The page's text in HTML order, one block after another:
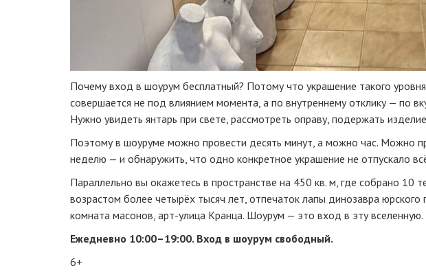
Почему вход в шоурум бесплатный? Потому что украшение такого
совершается не под влиянием момента, а по внутреннему отклику — по
Нужно увидеть янтарь при свете, рассмотреть оправу, подержать
Поэтому в шоуруме можно провести десять минут, а можно час. Можно
неделю — и обнаружить, что одно конкретное украшение не отпускало
Параллельно вы окажетесь в пространстве на 450 кв. м, где собрано 10
возрастом более четырёх тысяч лет, отпечаток лапы динозавра
комната масонов, арт-улица Кранца. Шоурум — это вход в эту вселенную.
Ежедневно 10:00–19:00. Вход в шоурум свободный.
6+